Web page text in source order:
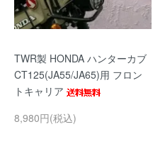
TWR製 HONDA ハンターカブ
CT125(JA55/JA65)用 フロン
トキャリア
8,980円(税込)